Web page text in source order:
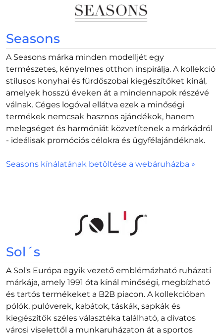
Seasons
A Seasons márka minden modelljét egy
természetes, kényelmes otthon inspirálja. A kollekció
stílusos konyhai és fürdőszobai kiegészítőket kínál,
amelyek hosszú éveken át a mindennapok részévé
válnak. Céges logóval ellátva ezek a minőségi
termékek nemcsak hasznos ajándékok, hanem
melegséget és harmóniát közvetítenek a márkádról
- ideálisak promóciós célokra és ügyfélajándéknak.
Seasons kínálatának betöltése a webáruházba »
Sol´s
A Sol's Európa egyik vezető emblémázható ruházati
márkája, amely 1991 óta kínál minőségi, megbízható
és tartós termékeket a B2B piacon. A kollekcióban
pólók, pulóverek, kabátok, táskák, sapkák és
kiegészítők széles választéka található, a divatos
városi viselettől a munkaruházaton át a sportos